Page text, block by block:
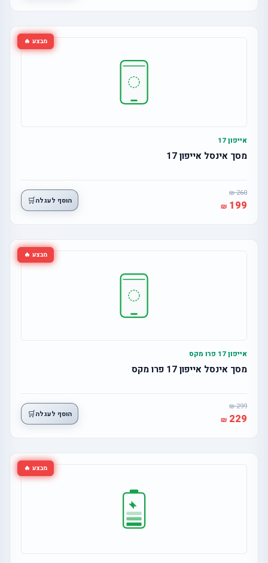
מבצע 🔥
אייפון 17
מסך אינסל אייפון 17
260
199 הוסף לעגלה🛒
מבצע 🔥
אייפון 17 פרו מקס
מסך אינסל אייפון 17 פרו מקס
299
229 הוסף לעגלה🛒
מבצע 🔥